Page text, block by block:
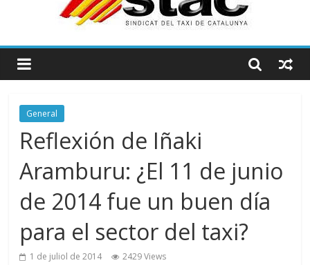
OPERATIVA DE ENTRADA EN EL PUERTO DE BARCELONA.
Programa de Radio TAXI LIBRE 22.07.2026 en COOLTURA FM.
General
Reflexión de Iñaki
Aramburu: ¿El 11 de junio
de 2014 fue un buen día
para el sector del taxi?
1 de juliol de 2014 2429 Views